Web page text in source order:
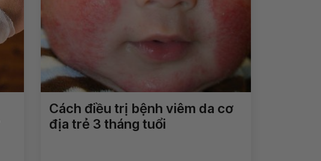
Cách điều trị bệnh viêm da cơ
địa trẻ 3 tháng tuổi